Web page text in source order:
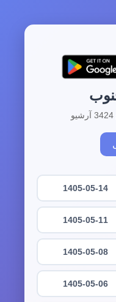
1405-05-14
1405-05-11
1405-05-08
1405-05-06